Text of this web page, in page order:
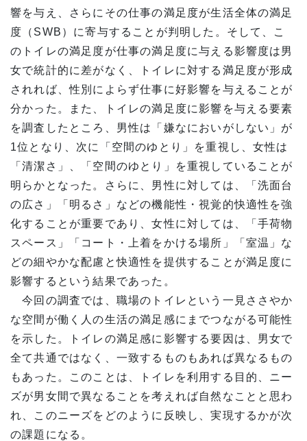
響を与え、さらにその仕事の満足度が生活全体の満足
度（SWB）に寄与することが判明した。そして、こ
のトイレの満足度が仕事の満足度に与える影響度は男
女で統計的に差がなく、トイレに対する満足度が形成
されれば、性別によらず仕事に好影響を与えることが
分かった。また、トイレの満足度に影響を与える要素
を調査したところ、男性は「嫌なにおいがしない」が
1位となり、次に「空間のゆとり」を重視し、女性は
「清潔さ」、「空間のゆとり」を重視していることが
明らかとなった。さらに、男性に対しては、「洗面台
の広さ」「明るさ」などの機能性・視覚的快適性を強
化することが重要であり、女性に対しては、「手荷物
スペース」「コート・上着をかける場所」「室温」な
どの細やかな配慮と快適性を提供することが満足度に
影響するという結果であった。
今回の調査では、職場のトイレという一見ささやか
な空間が働く人の生活の満足感にまでつながる可能性
を示した。トイレの満足感に影響する要因は、男女で
全て共通ではなく、一致するものもあれば異なるもの
もあった。このことは、トイレを利用する目的、ニー
ズが男女間で異なることを考えれば自然なことと思わ
れ、このニーズをどのように反映し、実現するかが次
の課題になる。